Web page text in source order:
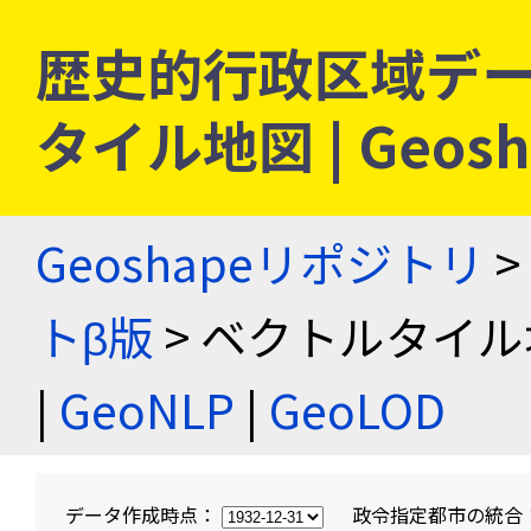
歴史的行政区域デ
タイル地図 |
Geoshapeリポジトリ >
トβ版 > ベクトルタイ
| GeoNLP | GeoLOD
データ作成時点： 政令指定都市の統